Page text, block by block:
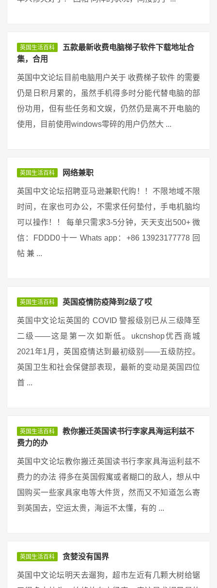
英国生活百科
五款最新收费电脑梯子软件下载地址合
集，合用
英国中文论坛目前电脑用户关于 收费梯子软件 的需要
仍是日积月累的，虽然手机得多时分能代替电脑的部
份功用，但有些任务和文娱，仍然仍是离不开电脑的
使用，目前使用windows零碎的用户仍然大 ...
英国生活百科 网络兼职
英国中文论坛招聘亚马逊兼职代购！！不限地域不限
时间，在家也可办公，不需求任何垫付，手电机脑均
可以操作！！ 每单只需求3-5分钟，天天支出500+ 微
信：FDDD0十一 Whats app：+86 13923177778 回
帖 兼 ...
英国生活百科 英国疫情防疫降到2级了哎
英国中文论坛英国的 COVID 警报级别已从三级降至
二级——这是第一次如斯低。ukcnshop优西商城
2021年1月，英国疫情达到最初级别——五级防控。
英国卫生和社会保健部表现，最新的变动是英国四位
首 ...
英国生活百科
教你搬迁英国读书行李家具海运利兹不
费力的办
英国中文论坛教你搬迁英国读书行李家具海运利兹不
费力的办法 得多在英国假寓或者糊口的敌人，想从中
国购买一些家具家电等大件货，然而又不知道怎么寄
到英国去，空运太贵，海运不太懂，有的 ...
英国生活百科 贪婪没有国界
英国中文论坛明天去遛狗，超市左近有几颗大树给锯